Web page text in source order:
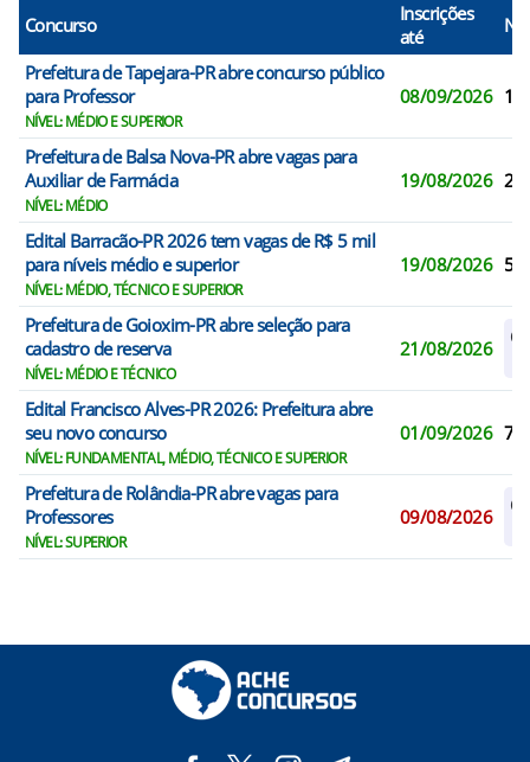
Concurso
Inscrições
até
N°
Prefeitura de Tapejara-PR abre concurso público
para Professor
NÍVEL: MÉDIO E SUPERIOR
08/09/2026 11
Prefeitura de Balsa Nova-PR abre vagas para
Auxiliar de Farmácia
NÍVEL: MÉDIO
19/08/2026 2
Edital Barracão-PR 2026 tem vagas de R$ 5 mil
para níveis médio e superior
NÍVEL: MÉDIO, TÉCNICO E SUPERIOR
19/08/2026 5
Prefeitura de Goioxim-PR abre seleção para
cadastro de reserva
NÍVEL: MÉDIO E TÉCNICO
21/08/2026
Edital Francisco Alves-PR 2026: Prefeitura abre
seu novo concurso
NÍVEL: FUNDAMENTAL, MÉDIO, TÉCNICO E SUPERIOR
01/09/2026 7
Prefeitura de Rolândia-PR abre vagas para
Professores
NÍVEL: SUPERIOR
09/08/2026